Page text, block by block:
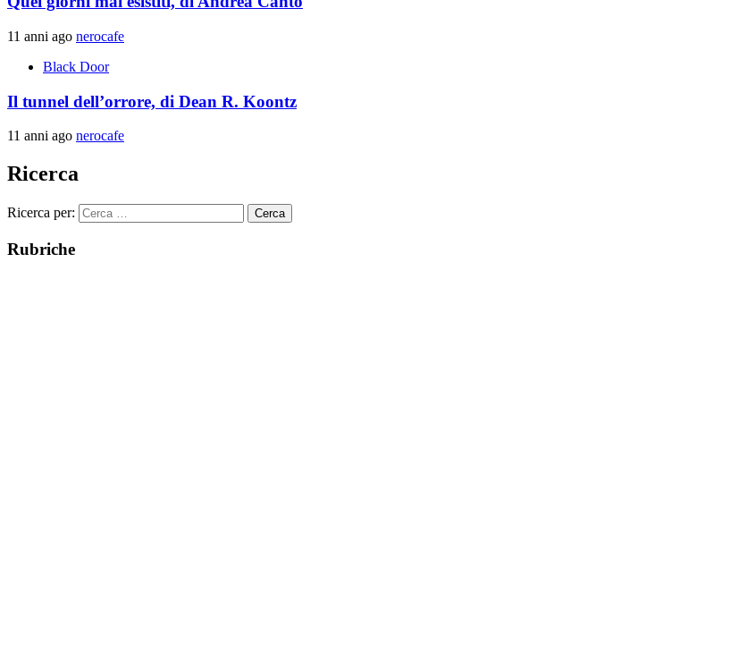
11 anni ago nerocafe
Black Door
Il tunnel dell’orrore, di Dean R. Koontz
11 anni ago nerocafe
Ricerca
Ricerca per:
Rubriche